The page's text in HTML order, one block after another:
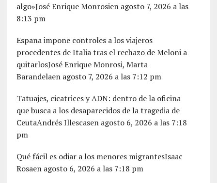
algo»José Enrique Monrosien agosto 7, 2026 a las
8:13 pm
España impone controles a los viajeros
procedentes de Italia tras el rechazo de Meloni a
quitarlosJosé Enrique Monrosi, Marta
Barandelaen agosto 7, 2026 a las 7:12 pm
Tatuajes, cicatrices y ADN: dentro de la oficina
que busca a los desaparecidos de la tragedia de
CeutaAndrés Illescasen agosto 6, 2026 a las 7:18
pm
Qué fácil es odiar a los menores migrantesIsaac
Rosaen agosto 6, 2026 a las 7:18 pm